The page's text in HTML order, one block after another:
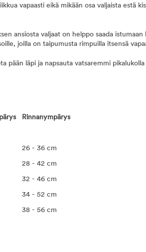
vapaasti eikä mikään osa valjaista estä
ansiosta valjaat on helppo saada istumaan
joilla on taipumusta rimpuilla itsensä
pään läpi ja napsauta vatsaremmi pikalukolla
Rinnanympärys
26 - 36 cm
28 - 42 cm
32 - 46 cm
34 - 52 cm
38 - 56 cm